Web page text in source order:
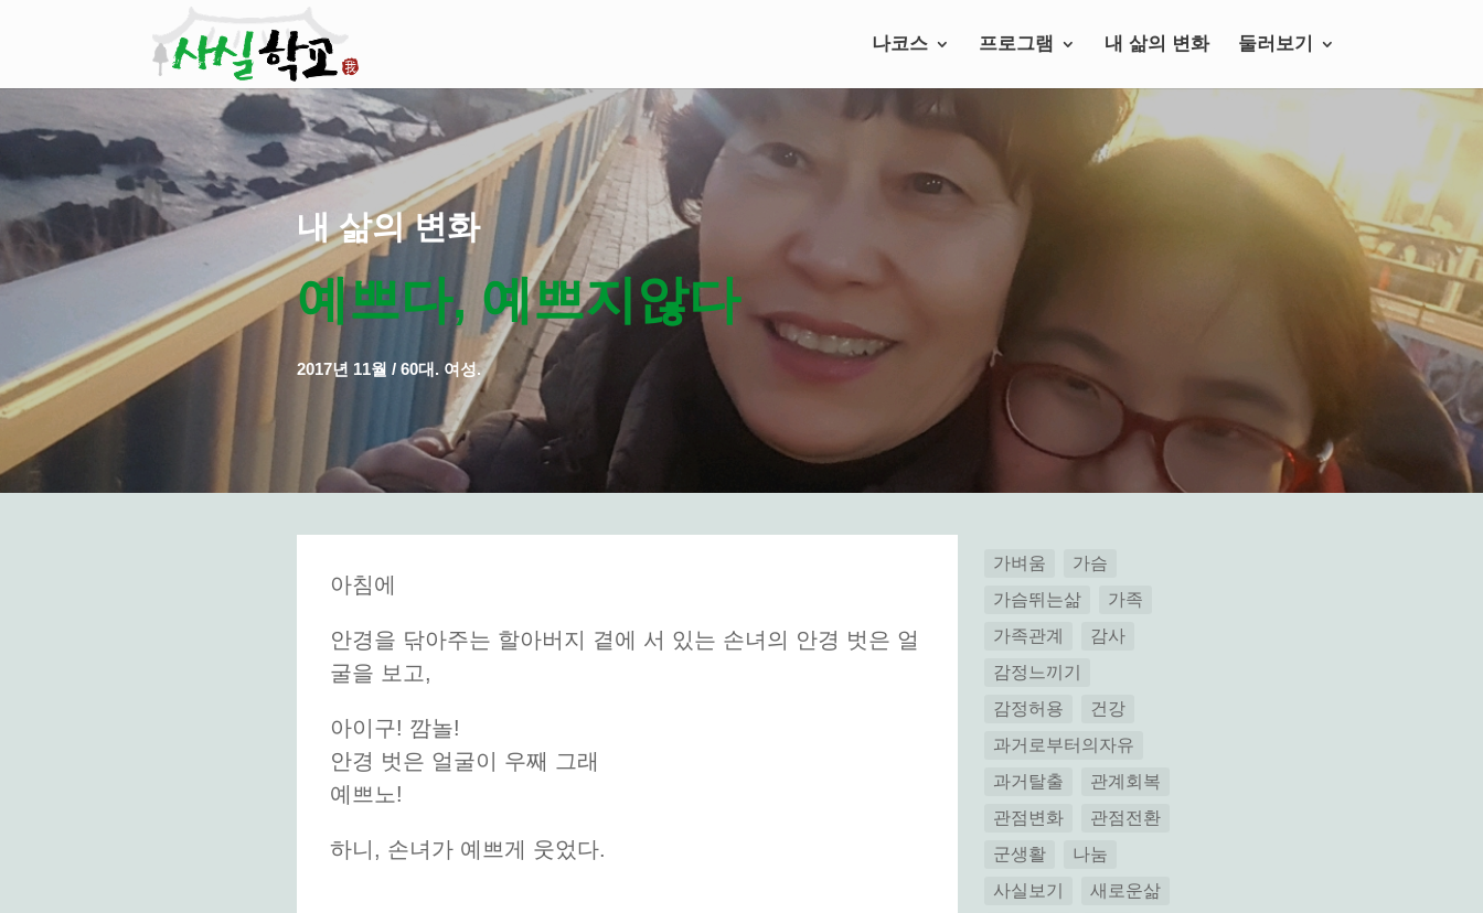
나코스 프로그램 내 삶의 변화 둘러보기
내 삶의 변화
예쁘다, 예쁘지않다
2017년 11월 / 60대. 여성.
아침에
안경을 닦아주는 할아버지 곁에 서 있는 손녀의 안경 벗은 얼
굴을 보고,
아이구! 깜놀!
안경 벗은 얼굴이 우째 그래
예쁘노!
하니, 손녀가 예쁘게 웃었다.
가벼움
가슴
가슴뛰는삶
가족
가족관계
감사
감정느끼기
감정허용
건강
과거로부터의자유
과거탈출
관계회복
관점변화
관점전환
군생활
나눔
사실보기
새로운삶